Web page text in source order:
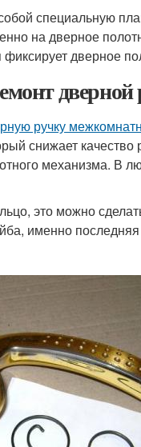
специальную
на дверное
дверное
ручку
снижает
механизма. В
это можно
именно последняя